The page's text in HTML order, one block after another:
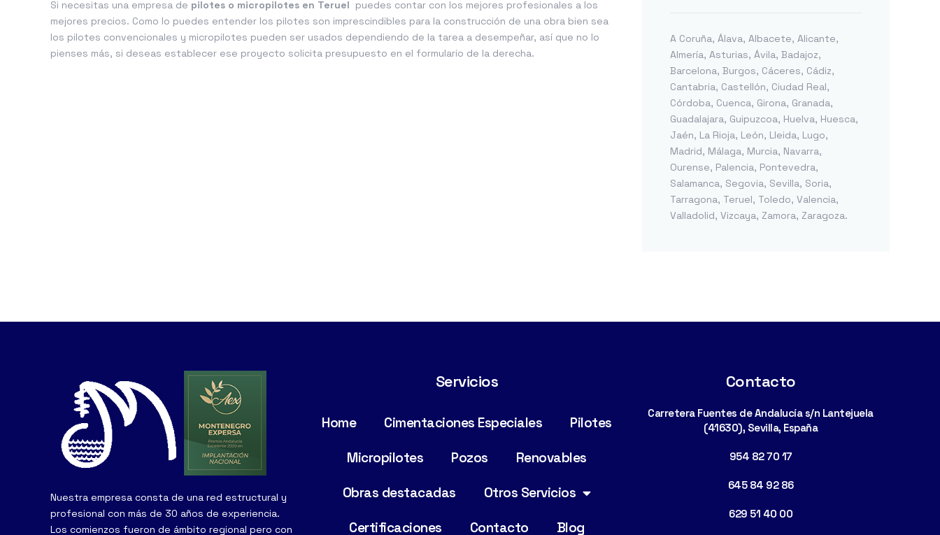
Si necesitas una empresa de pilotes o micropilotes en Teruel puedes contar con los mejores profesionales a los
mejores precios. Como lo puedes entender los pilotes son imprescindibles para la construcción de una obra bien sea
los pilotes convencionales y micropilotes pueden ser usados dependiendo de la tarea a desempeñar, así que no lo
pienses más, si deseas establecer ese proyecto solicita presupuesto en el formulario de la derecha.
A Coruña, Álava, Albacete, Alicante,
Almería, Asturias, Ávila, Badajoz,
Barcelona, Burgos, Cáceres, Cádiz,
Cantabria, Castellón, Ciudad Real,
Córdoba, Cuenca, Girona, Granada,
Guadalajara, Guipuzcoa, Huelva, Huesca,
Jaén, La Rioja, León, Lleida, Lugo,
Madrid, Málaga, Murcia, Navarra,
Ourense, Palencia, Pontevedra,
Salamanca, Segovia, Sevilla, Soria,
Tarragona, Teruel, Toledo, Valencia,
Valladolid, Vizcaya, Zamora, Zaragoza.
Nuestra empresa consta de una red estructural y
profesional con más de 30 años de experiencia.
Los comienzos fueron de ámbito regional pero con
Servicios
Home Cimentaciones Especiales
Pilotes
Micropilotes
Pozos
Renovables
Obras destacadas
Otros Servicios
Certificaciones
Contacto Blog
Contacto
Carretera Fuentes de Andalucía s/n Lantejuela
(41630), Sevilla, España
954 82 70 17
645 84 92 86
629 51 40 00